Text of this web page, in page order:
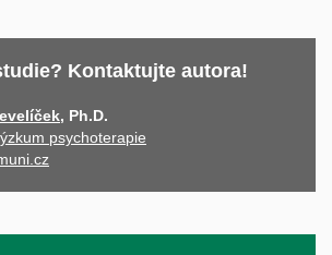
Kontaktujte autora!
, Ph.D.
psychoterapie